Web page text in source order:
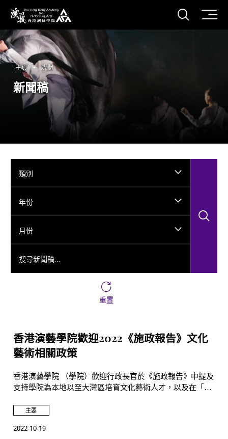
香港演藝學院
打開
主頁 媒體
新聞稿
類別
年份
月份
重置
香港演藝學院歡迎2022《施政報告》文化
藝術相關政策
香港演藝學院 （學院）歡迎行政長官於《施政報告》中提及
支持學院為本地以至大灣區培育文化藝術人才，以及在「北
同時感謝行政長官透過開展不同文藝範疇的見習計劃，資助
主要
2022-10-19